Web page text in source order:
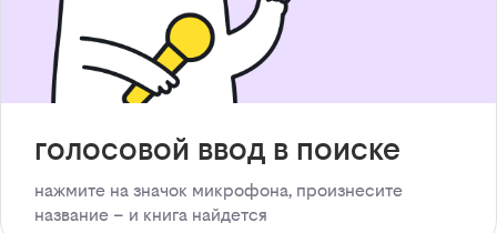
голосовой ввод в поиске
нажмите на значок микрофона, произнесите
название – и книга найдется